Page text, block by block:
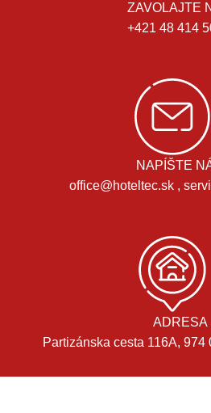
ZAVOLAJTE
+421 48 414
NAPÍŠTE
office@hoteltec.sk ,
ADRESA
Partizánska cesta 116A, 974